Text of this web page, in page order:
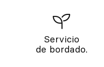
Servicio
de bordado.